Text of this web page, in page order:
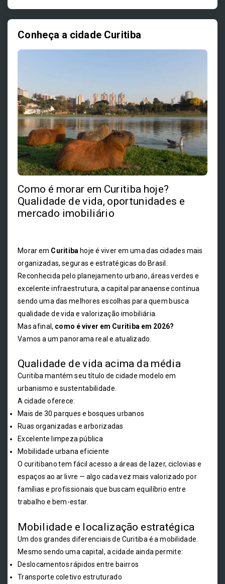
Conheça a cidade Curitiba
Como é morar em Curitiba hoje?
Qualidade de vida, oportunidades e
mercado imobiliário
Morar em Curitiba hoje é viver em uma das cidades mais
organizadas, seguras e estratégicas do Brasil.
Reconhecida pelo planejamento urbano, áreas verdes e
excelente infraestrutura, a capital paranaense continua
sendo uma das melhores escolhas para quem busca
qualidade de vida e valorização imobiliária.
Mas afinal, como é viver em Curitiba em 2026?
Vamos a um panorama real e atualizado.
Qualidade de vida acima da média
Curitiba mantém seu título de cidade modelo em
urbanismo e sustentabilidade.
A cidade oferece:
Mais de 30 parques e bosques urbanos
Ruas organizadas e arborizadas
Excelente limpeza pública
Mobilidade urbana eficiente
O curitibano tem fácil acesso a áreas de lazer, ciclovias e
espaços ao ar livre — algo cada vez mais valorizado por
famílias e profissionais que buscam equilíbrio entre
trabalho e bem-estar.
Mobilidade e localização estratégica
Um dos grandes diferenciais de Curitiba é a mobilidade.
Mesmo sendo uma capital, a cidade ainda permite:
Deslocamentos rápidos entre bairros
Transporte coletivo estruturado